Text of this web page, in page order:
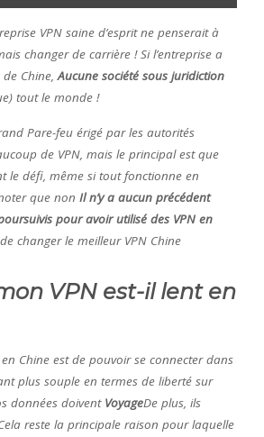
VPN saine d’esprit ne penserait à
changer de carrière ! Si l’entreprise a
de Chine,Aucune société sous juridiction
tout le monde !
Pare-feu érigé par les autorités
de VPN, mais le principal est que
le défi, même si tout fonctionne en
que non Il n’y a aucun précédent
pour avoir utilisé des VPN en
changer le meilleur VPN Chine
VPN est-il lent en
en Chine est de pouvoir se connecter dans
plus souple en termes de liberté sur
données doivent VoyageDe plus, ils
reste la principale raison pour laquelle